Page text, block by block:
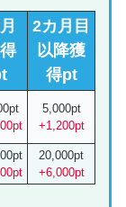
2カ月目
以降獲
得pt
5,000pt
+1,200pt
20,000pt
+6,000pt